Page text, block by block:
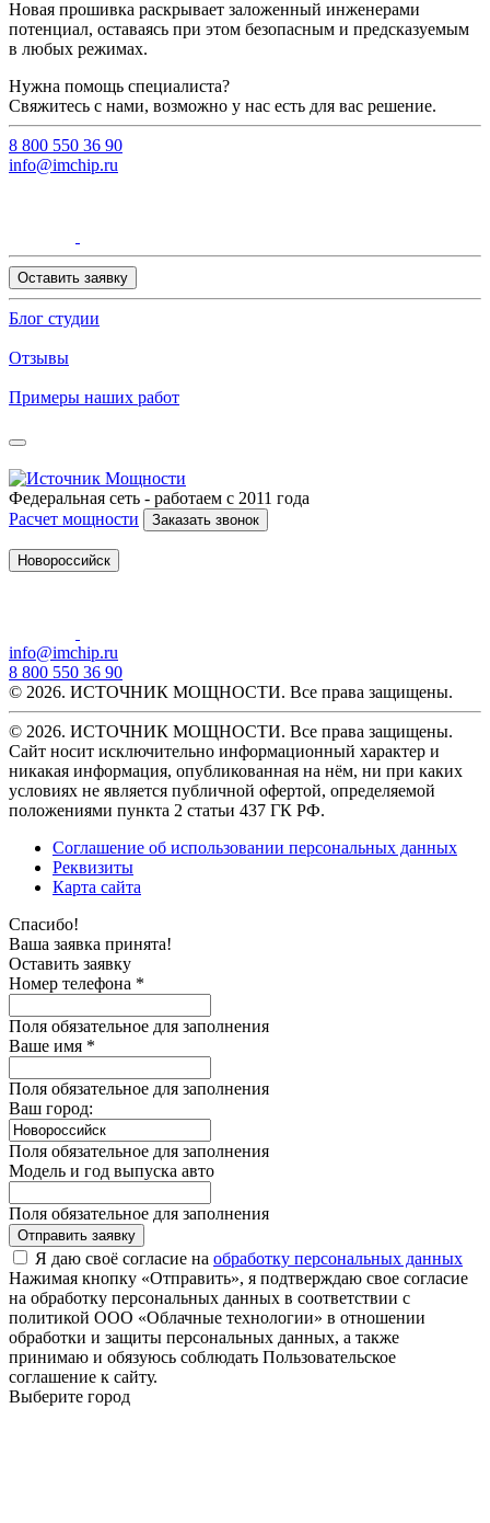
Новая прошивка раскрывает заложенный инженерами
потенциал, оставаясь при этом безопасным и предсказуемым
в любых режимах.
Нужна помощь специалиста?
Свяжитесь с нами, возможно у нас есть для вас решение.
8 800 550 36 90
info@imchip.ru
Оставить заявку
Блог студии
Отзывы
Примеры наших работ
Федеральная сеть - работаем с 2011 года
Расчет мощности
Заказать звонок
Новороссийск
info@imchip.ru
8 800 550 36 90
© 2026. ИСТОЧНИК МОЩНОСТИ. Все права защищены.
© 2026. ИСТОЧНИК МОЩНОСТИ. Все права защищены.
Сайт носит исключительно информационный характер и
никакая информация, опубликованная на нём, ни при каких
условиях не является публичной офертой, определяемой
положениями пункта 2 статьи 437 ГК РФ.
Соглашение об использовании персональных данных
Реквизиты
Карта сайта
Спасибо!
Ваша заявка принята!
Оставить заявку
Номер телефона *
Поля обязательное для заполнения
Ваше имя *
Поля обязательное для заполнения
Ваш город:
Поля обязательное для заполнения
Модель и год выпуска авто
Поля обязательное для заполнения
Отправить заявку
Я даю своё согласие на обработку персональных данных
Нажимая кнопку «Отправить», я подтверждаю свое согласие
на обработку персональных данных в соответствии с
политикой ООО «Облачные технологии» в отношении
обработки и защиты персональных данных, а также
принимаю и обязуюсь соблюдать Пользовательское
соглашение к сайту.
Выберите город